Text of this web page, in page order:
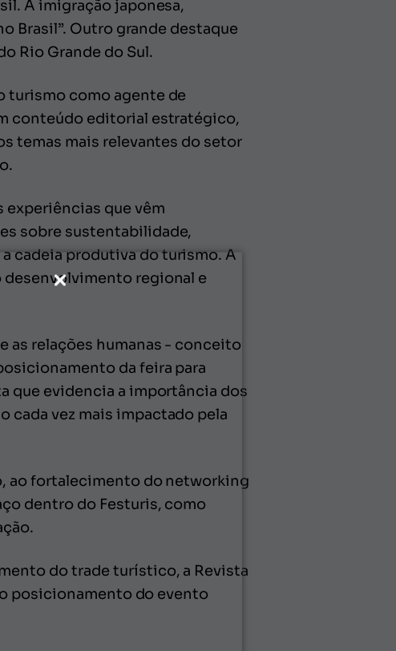
A imigração japonesa,
Brasil”. Outro grande destaque
Rio Grande do Sul.
turismo como agente de
conteúdo editorial estratégico,
temas mais relevantes do setor
experiências que vêm
sobre sustentabilidade,
cadeia produtiva do turismo. A
regional e
as relações humanas - conceito
da feira para
que evidencia a importância dos
cada vez mais impactado pela
ao fortalecimento do networking
dentro do Festuris, como
do trade turístico, a Revista
posicionamento do evento